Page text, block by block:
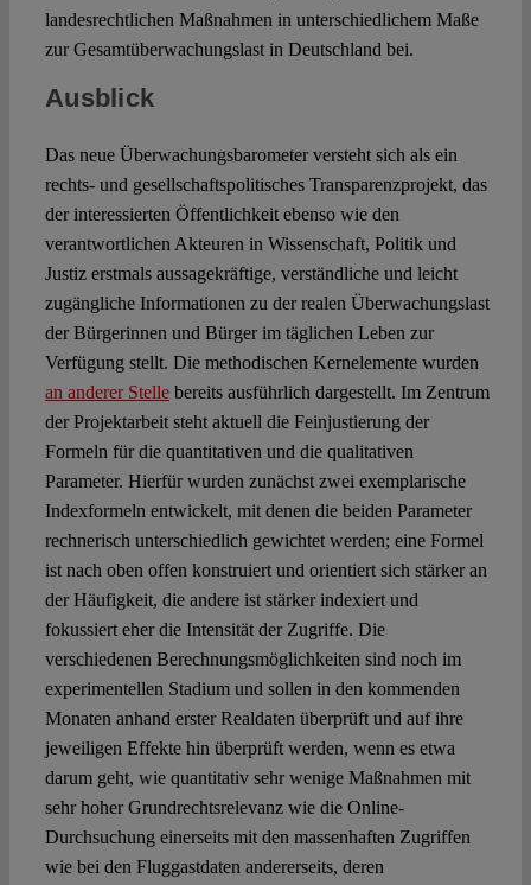
landesrechtlichen Maßnahmen in unterschiedlichem Maße
zur Gesamtüberwachungslast in Deutschland bei.
Ausblick
Das neue Überwachungsbarometer versteht sich als ein
rechts- und gesellschaftspolitisches Transparenzprojekt, das
der interessierten Öffentlichkeit ebenso wie den
verantwortlichen Akteuren in Wissenschaft, Politik und
Justiz erstmals aussagekräftige, verständliche und leicht
zugängliche Informationen zu der realen Überwachungslast
der Bürgerinnen und Bürger im täglichen Leben zur
Verfügung stellt. Die methodischen Kernelemente wurden
an anderer Stellebereits ausführlich dargestellt. Im Zentrum
der Projektarbeit steht aktuell die Feinjustierung der
Formeln für die quantitativen und die qualitativen
Parameter. Hierfür wurden zunächst zwei exemplarische
Indexformeln entwickelt, mit denen die beiden Parameter
rechnerisch unterschiedlich gewichtet werden; eine Formel
ist nach oben offen konstruiert und orientiert sich stärker an
der Häufigkeit, die andere ist stärker indexiert und
fokussiert eher die Intensität der Zugriffe. Die
verschiedenen Berechnungsmöglichkeiten sind noch im
experimentellen Stadium und sollen in den kommenden
Monaten anhand erster Realdaten überprüft und auf ihre
jeweiligen Effekte hin überprüft werden, wenn es etwa
darum geht, wie quantitativ sehr wenige Maßnahmen mit
sehr hoher Grundrechtsrelevanz wie die Online-
Durchsuchung einerseits mit den massenhaften Zugriffen
wie bei den Fluggastdaten andererseits, deren